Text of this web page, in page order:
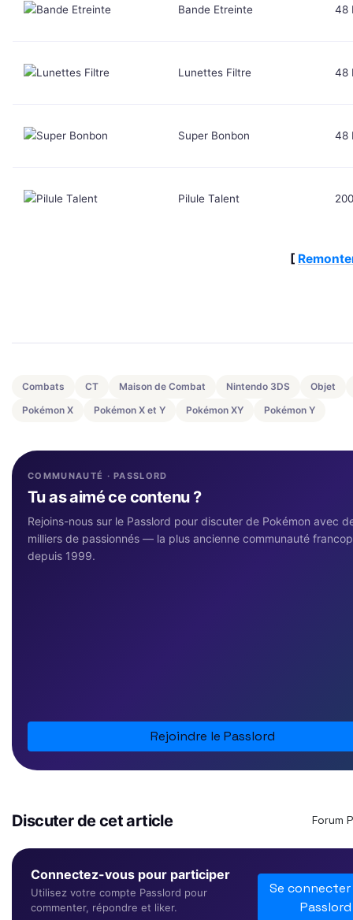
Bande Etreinte 48
Lunettes Filtre 48
Super Bonbon 48
Pilule Talent
[
Combats CT Maison de Combat Nintendo 3DS
Objet
Pokémon X
Pokémon X et Y Pokémon XY Pokémon Y
COMMUNAUTÉ · PASSLORD
Tu as aimé ce contenu ?
Rejoins-nous sur le Passlord pour discuter de Pokémon avec
milliers de passionnés — la plus ancienne communauté
depuis 1999.
Rejoindre le Passlord
Discuter de cet article Forum
Connectez-vous pour participer
Utilisez votre compte Passlord pour
commenter, répondre et liker.
Se connecter
Passlord